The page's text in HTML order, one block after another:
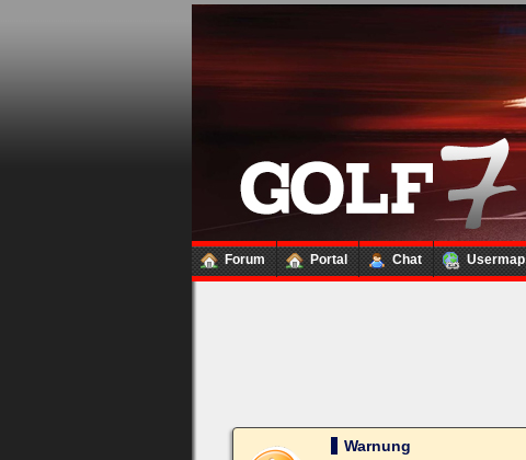
Forum Portal Chat Usermap
Loginbox
Trage
bitte
in
die
nachfolgenden
Felder
Deinen
Benutzernamen
und
Kennwort
ein,
um
Warnung